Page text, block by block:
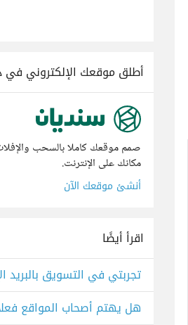
أطلق موقعك الإلكتروني في
صمم موقعك كاملا بالسحب
مكانك على الإنترنت.
أنشئ موقعك الآن
اقرأ أيضًا
تجربتي في التسويق بالبريد
هل يهتم أصحاب المواقع